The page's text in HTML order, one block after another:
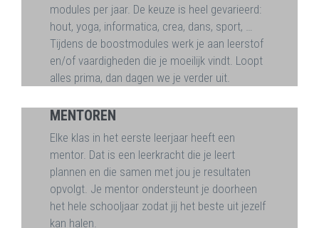
modules per jaar. De keuze is heel gevarieerd:
hout, yoga, informatica, crea, dans, sport, …
Tijdens de boostmodules werk je aan leerstof
en/of vaardigheden die je moeilijk vindt. Loopt
alles prima, dan dagen we je verder uit.
MENTOREN
Elke klas in het eerste leerjaar heeft een
mentor. Dat is een leerkracht die je leert
plannen en die samen met jou je resultaten
opvolgt. Je mentor ondersteunt je doorheen
het hele schooljaar zodat jij het beste uit jezelf
kan halen.